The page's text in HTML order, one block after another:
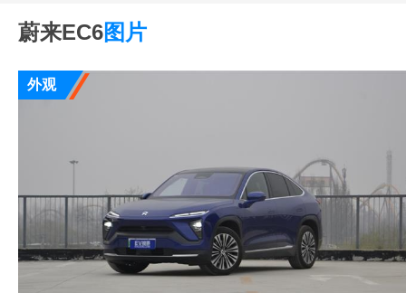
蔚来EC6图片
外观